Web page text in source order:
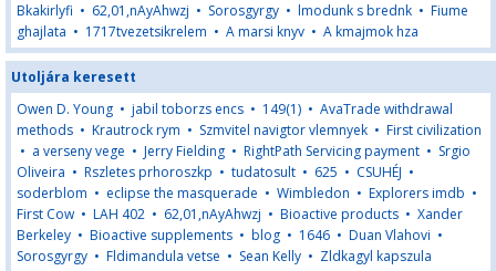
Bkakirlyfi • 62,01,nAyAhwzj • Sorosgyrgy • lmodunk s brednk • Fiume
ghajlata • 1717tvezetsikrelem • A marsi knyv • A kmajmok hza
Utoljára keresett
Owen D. Young • jabil toborzs encs • 149(1) • AvaTrade withdrawal
methods • Krautrock rym • Szmvitel navigtor vlemnyek • First civilization
• a verseny vege • Jerry Fielding • RightPath Servicing payment • Srgio
Oliveira • Rszletes prhoroszkp • tudatosult • 625 • CSUHÉJ •
soderblom • eclipse the masquerade • Wimbledon • Explorers imdb •
First Cow • LAH 402 • 62,01,nAyAhwzj • Bioactive products • Xander
Berkeley • Bioactive supplements • blog • 1646 • Duan Vlahovi •
Sorosgyrgy • Fldimandula vetse • Sean Kelly • Zldkagyl kapszula